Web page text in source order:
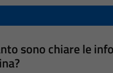
sono chiare le